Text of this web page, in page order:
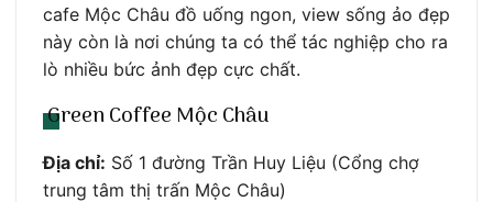
cafe Mộc Châu đồ uống ngon, view sống ảo đẹp
này còn là nơi chúng ta có thể tác nghiệp cho ra
lò nhiều bức ảnh đẹp cực chất.
Green Coffee Mộc Châu
Địa chỉ: Số 1 đường Trần Huy Liệu (Cổng chợ
trung tâm thị trấn Mộc Châu)